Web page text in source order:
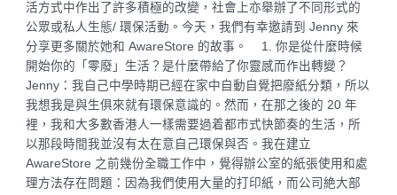
活方式中作出了許多積極的改變，社會上亦舉辦了不同形式的
公眾或私人生態/ 環保活動。今天，我們有幸邀請到 Jenny 來
分享更多關於她和 AwareStore 的故事。 1. 你是從什麼時候
開始你的「零廢」生活？是什麼帶給了你靈感而作出轉變？
Jenny：我自己中學時期已經在家中自動自覺把廢紙分類，所以
我想我是與生俱來就有環保意識的。然而，在那之後的 20 年
裡，我和大多數香港人一樣需要過着都市式快節奏的生活，所
以那段時間我並沒有太在意自己環保與否。我在建立
AwareStore 之前幾份全職工作中，覺得辦公室的紙張使用和處
理方法存在問題：因為我們使用大量的打印紙，而公司絶大部